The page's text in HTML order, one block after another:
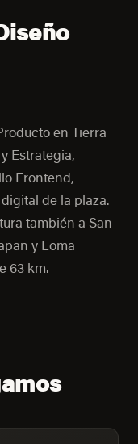
en Tierra
Estrategia,
Frontend,
de la plaza.
también a San
y Loma
63 km.